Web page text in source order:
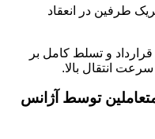
طرفین در انعقاد
و تسلط کامل بر
انتقال بالا.
توسط آژانس